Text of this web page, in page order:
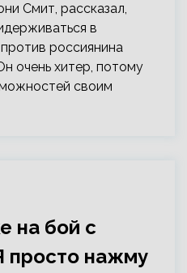
Смит, рассказал,
в
россиянина
очень хитер, потому
своим
на бой с
просто нажму